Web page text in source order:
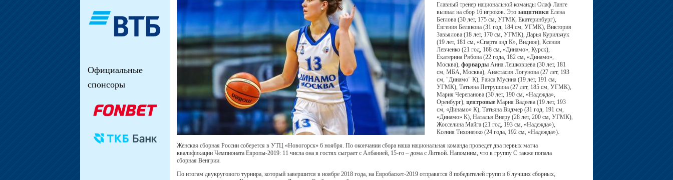
Главный тренер национальной команды Олаф Ланге
вызвал на сбор 16 игроков. Это защитники Елена
Беглова (30 лет, 175 см, УГМК, Екатеринбург),
Евгения Белякова (31 год, 184 см, УГМК), Виктория
Завьялова (18 лет, 170 см, УГМК), Дарья Курильчук
(19 лет, 181 см, «Спарта энд К», Видное), Ксения
Левченко (21 год, 168 см, «Динамо», Курск),
Екатерина Рябова (22 года, 182 см, «Динамо»,
Москва), форварды Анна Лешковцева (30 лет, 181
см, МБА, Москва), Анастасия Логунова (27 лет, 193
см, "Динамо" К), Раиса Мусина (19 лет, 191 см,
УГМК), Татьяна Петрушина (27 лет, 185 см, УГМК),
Мария Черепанова (30 лет, 190 см, «Надежда»,
Оренбург), центровые Мария Вадеева (19 лет, 193
см, «Динамо» К), Татьяна Видмер (31 год, 191 см,
«Динамо» К), Наталья Виеру (28 лет, 200 см, УГМК),
Жосселина Майга (21 год, 193 см, «Надежда»),
Ксения Тихоненко (24 года, 192 см, «Надежда»).
Женская сборная России соберется в УТЦ «Новогорск» 6 ноября. По окончании сбора наша национальная команда проведет два первых матча
квалификации Чемпионата Европы-2019: 11 числа она в гостях сыграет с Албанией, 15-го – дома с Литвой. Напомним, что в группу С также попала
сборная Венгрии.
По итогам двукругового турнира, который завершится в ноябре 2018 года, на Евробаскет-2019 отправятся 8 победителей групп и 6 лучших сборных,
Официальные
спонсоры